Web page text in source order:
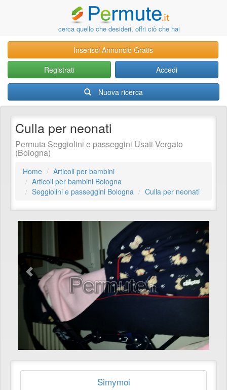
cerca quello che desideri, offri ciò che hai
Inserisci Annuncio Gratis
Registrati
Accedi
Nuova ricerca
Culla per neonati
Permuta Seggiolini e passeggini Usati Vergato
(Bologna)
Home
Articoli per bambini
Articoli per bambini Bologna
Seggiolini e passeggini Bologna
Culla per neonati
Simymoi